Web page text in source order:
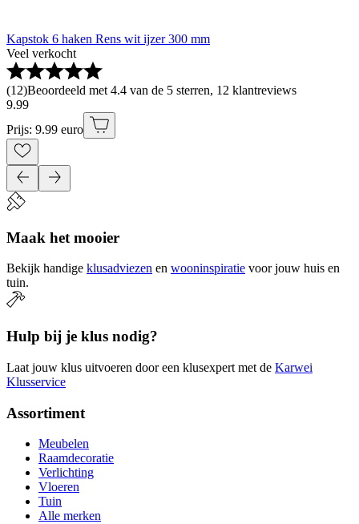
Kapstok 6 haken Rens wit ijzer 300 mm
Veel verkocht
(12)Beoordeeld met 4.4 van de 5 sterren, 12 klantreviews
9.99
Prijs: 9.99 euro
Maak het mooier
Bekijk handige klusadviezen en wooninspiratie voor jouw huis en
tuin.
Hulp bij je klus nodig?
Laat jouw klus uitvoeren door een klusexpert met de Karwei
Klusservice
Assortiment
Meubelen
Raamdecoratie
Verlichting
Vloeren
Tuin
Alle merken